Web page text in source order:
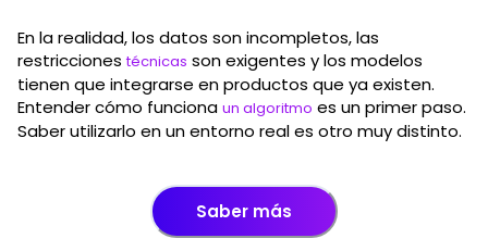
En la realidad, los datos son incompletos, las
restriccionestécnicas son exigentes y los modelos
tienen que integrarse en productos que ya existen.
Entender cómo funciona un algoritmo es un primer paso.
Saber utilizarlo en un entorno real es otro muy distinto.
Saber más